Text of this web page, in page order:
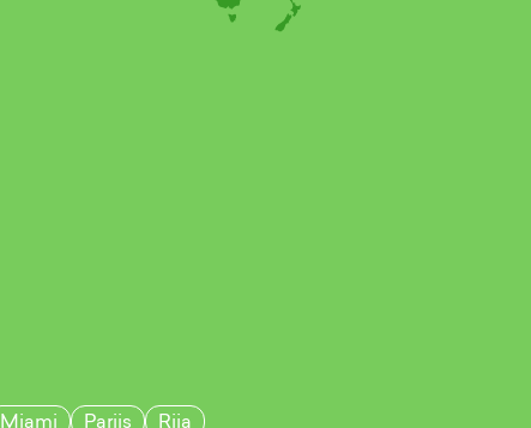
Miami Pariis
Riia